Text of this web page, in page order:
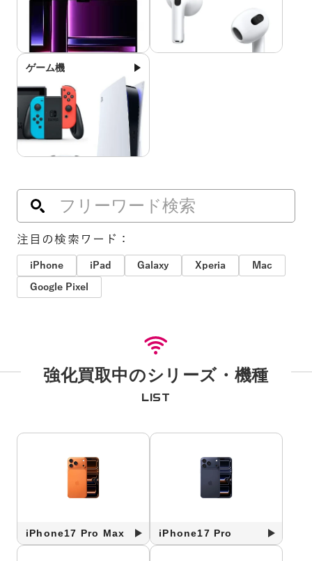
ゲーム機
注目の検索ワード：
iPhone iPad Galaxy Xperia
Mac
Google Pixel
強化買取中のシリーズ・機種
LIST
iPhone17 Pro Max iPhone17 Pro